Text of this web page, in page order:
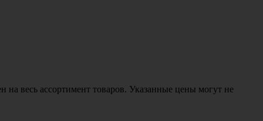
весь ассортимент товаров. Указанные цены могут не